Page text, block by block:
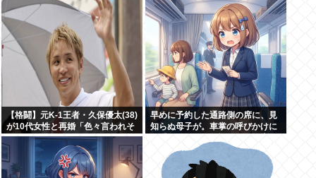
【格闘】元K-1王者・久保優太(38)
が10代女性と再婚「色々言われそ
うですが…」
早めに予約した通路側の席に、見
知らぬ母子が。車掌の呼びかけに
れました。無理やり奪われた席
は、結局“やったもん勝ち”にな
っ...